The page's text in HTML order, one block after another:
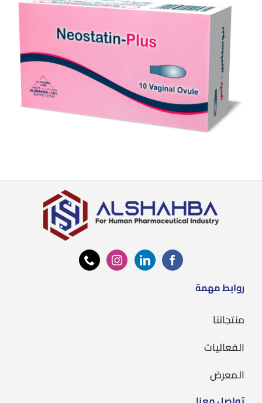
روابط مهمة
منتجاتنا
الفعاليات
المعرض